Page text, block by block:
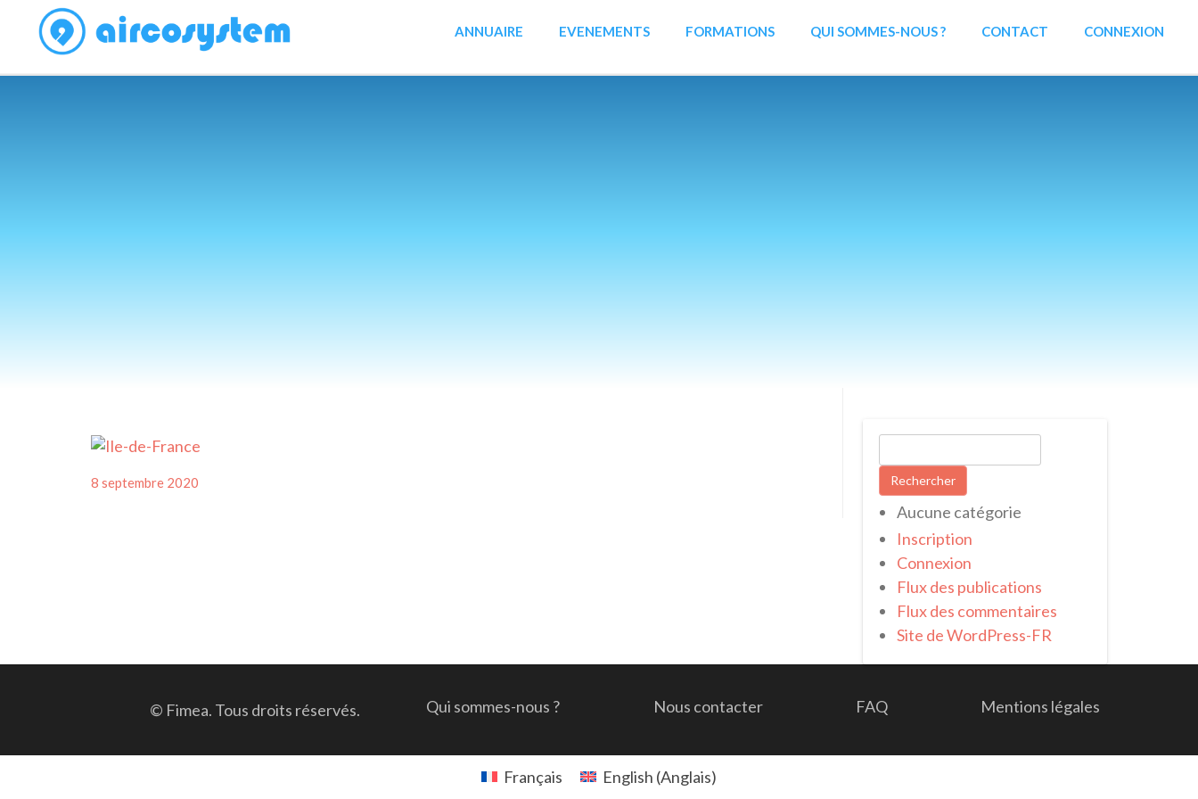
ANNUAIRE EVENEMENTS FORMATIONS QUI SOMMES-NOUS ? CONTACT CONNEXION
Posted
8 septembre 2020
Aucune catégorie
Inscription
Connexion
Flux des publications
Flux des commentaires
Site de WordPress-FR
© Fimea. Tous droits réservés. Qui sommes-nous ? Nous contacter FAQ Mentions légales
Français English (Anglais)